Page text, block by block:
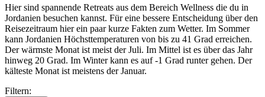
Hier sind spannende Retreats aus dem Bereich Wellness die du in
Jordanien besuchen kannst. Für eine bessere Entscheidung über den
Reisezeitraum hier ein paar kurze Fakten zum Wetter. Im Sommer
kann Jordanien Höchsttemperaturen von bis zu 41 Grad erreichen.
Der wärmste Monat ist meist der Juli. Im Mittel ist es über das Jahr
hinweg 20 Grad. Im Winter kann es auf -1 Grad runter gehen. Der
kälteste Monat ist meistens der Januar.
Filtern: